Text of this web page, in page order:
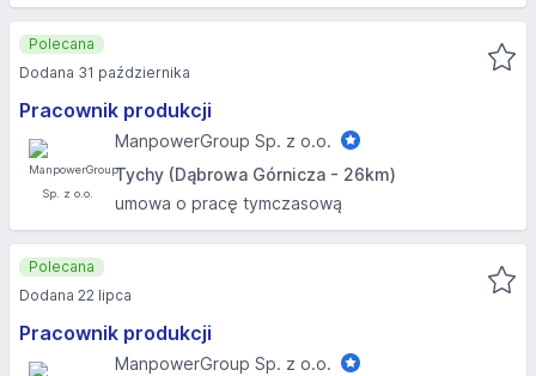
Pracownik produkcji
ManpowerGroup Sp. z o.o.
Tychy (Dąbrowa Górnicza - 26km)
umowa o pracę tymczasową
Polecana
Dodana 31 października
Pracownik produkcji
ManpowerGroup Sp. z o.o.
Polecana
Dodana 22 lipca